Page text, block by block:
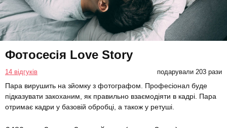
Фотосесія Love Story
14 відгуків подарували 203 рази
Пара вирушить на зйомку з фотографом. Професіонал буде
підказувати закоханим, як правильно взаємодіяти в кадрі. Пара
отримає кадри у базовій обробці, а також у ретуші.